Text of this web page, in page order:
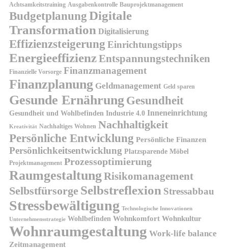
Achtsamkeitstraining Ausgabenkontrolle Bauprojektmanagement
BudgetplanungDigitale
Transformation Digitalisierung
Effizienzsteigerung Einrichtungstipps
EnergieeffizienzEntspannungstechniken
Finanzielle Vorsorge Finanzmanagement
Finanzplanung Geldmanagement Geld sparen
Gesunde Ernährung Gesundheit
Gesundheit und Wohlbefinden Industrie 4.0 Inneneinrichtung
Kreativität Nachhaltiges Wohnen Nachhaltigkeit
Persönliche Entwicklung Persönliche Finanzen
Persönlichkeitsentwicklung Platzsparende Möbel
Projektmanagement Prozessoptimierung
Raumgestaltung Risikomanagement
Selbstfürsorge Selbstreflexion Stressabbau
Stressbewältigung Technologische Innovationen
Unternehmensstrategie Wohlbefinden Wohnkomfort Wohnkultur
Wohnraumgestaltung Work-life balance
Zeitmanagement